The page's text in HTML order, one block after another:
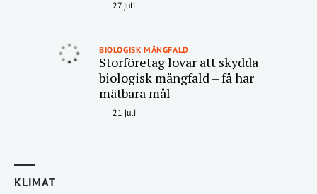
27 juli
BIOLOGISK MÅNGFALD
Storföretag lovar att skydda
biologisk mångfald – få har
mätbara mål
21 juli
KLIMAT